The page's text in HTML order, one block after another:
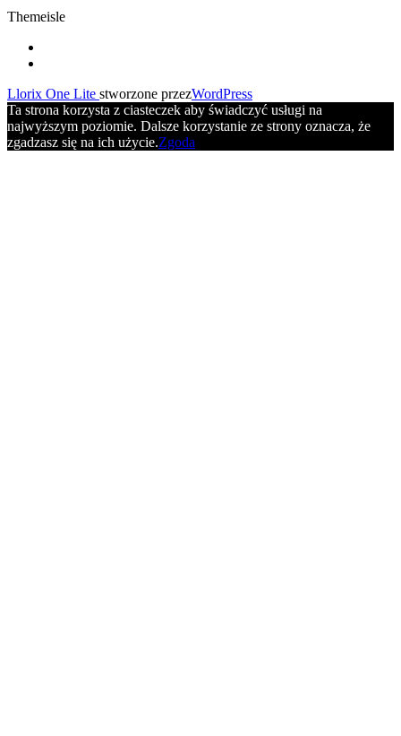
Themeisle
Drugie
menu
Llorix One Lite stworzone przezWordPress
Ta strona korzysta z ciasteczek aby świadczyć usługi na
najwyższym poziomie. Dalsze korzystanie ze strony oznacza, że
zgadzasz się na ich użycie.Zgoda